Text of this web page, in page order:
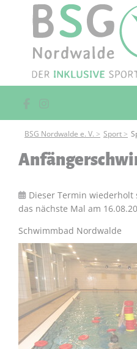
BSG Nordwalde e. V. Sport
Dieser Termin
das nächste Mal am
Schwimmbad Nordwalde